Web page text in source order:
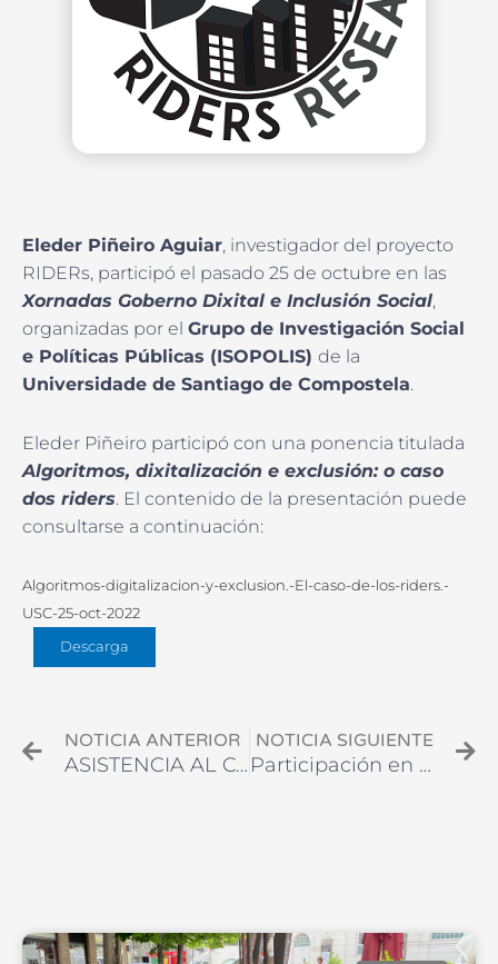
Eleder Piñeiro Aguiar, investigador del proyecto
RIDERs, participó el pasado 25 de octubre en las
Xornadas Goberno Dixital e Inclusión Social,
organizadas por el Grupo de Investigación Social
e Políticas Públicas (ISOPOLIS) de la
Universidade de Santiago de Compostela.
Eleder Piñeiro participó con una ponencia titulada
Algoritmos, dixitalización e exclusión: o caso
dos riders. El contenido de la presentación puede
consultarse a continuación:
Algoritmos-digitalizacion-y-exclusion.-El-caso-de-los-riders.-
USC-25-oct-2022
Descarga
NOTICIA ANTERIOR
ASISTENCIA AL CONGRESO INTERNACIONAL DE AISOC (HUESCA).
NOTICIA SIGUIENTE
Participación en encuentro de investigación de la UNAD (Colombia)